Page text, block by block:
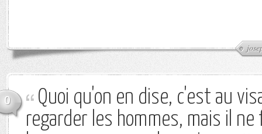
0
Quoi qu'on en dise, c'est au
regarder les hommes, mais il